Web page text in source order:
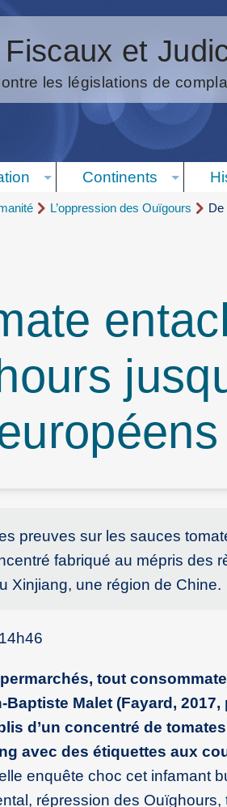
et
les législations de
Continents
L’oppression des Ouïgours
De
preuves sur les sauces
fabriqué au mépris des
Xinjiang, une région de Chine.
tout
Baptiste Malet (Fayard,
d’un concentré de tomates
avec des étiquettes aux
enquête choc cet infamant
répression des Ouïghours,